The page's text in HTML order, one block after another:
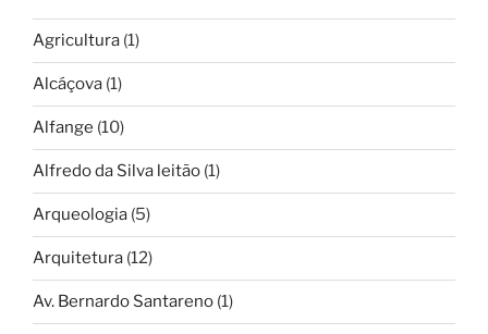
Agricultura (1)
Alcáçova (1)
Alfange (10)
Alfredo da Silva leitão (1)
Arqueologia (5)
Arquitetura (12)
Av. Bernardo Santareno (1)